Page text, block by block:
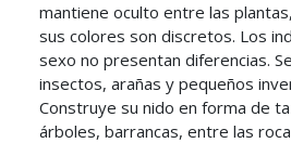
mantiene oculto entre las
sus colores son discretos. Los
sexo no presentan diferencias.
insectos, arañas y pequeños
Construye su nido en forma de
árboles, barrancas, entre las